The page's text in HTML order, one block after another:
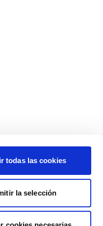
todas las cookies
la selección